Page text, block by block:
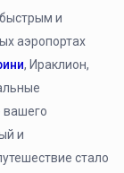
и
аэропортах
, Ираклион,
вашего
и
стало